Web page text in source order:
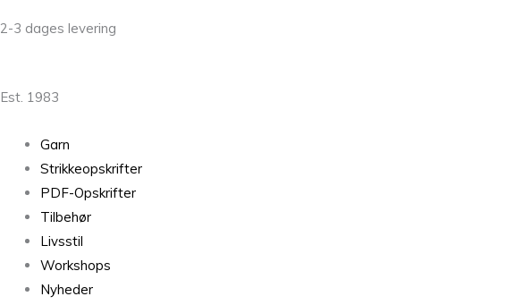
2-3 dages levering
Est. 1983
Garn
Strikkeopskrifter
PDF-Opskrifter
Tilbehør
Livsstil
Workshops
Nyheder